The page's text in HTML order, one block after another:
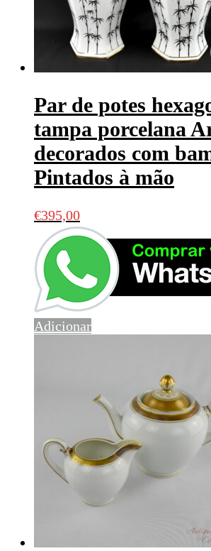
Par de potes
tampa porcelana
decorados com
Pintados à mão
€395,00
Adicionar